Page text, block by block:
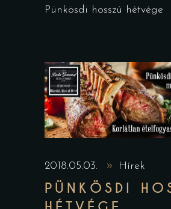
Pünkösdi hosszú hétvége
2018.05.03. Hírek
PÜNKÖSDI